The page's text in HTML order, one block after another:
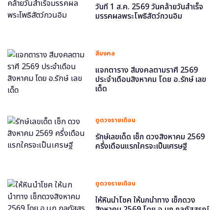
วันที่ 1 ส.ค. 2569 วันคล้ายวันสำเร็จ
มรรคผลพระโพธิสัตว์กวนอิม
สีมงคล
แจกตาราง สีมงคลตามราศี 2569
ประจำเดือนสิงหาคม โดย อ.รักษ์ เลข
เด็ด
ดูดวงรายเดือน
รักษ์เลขเด็ด เช็ก ดวงสิงหาคม 2569
ครึ่งเดือนแรกใครจะเป็นเศรษฐี
ดูดวงรายเดือน
ให้หินนำโชค ให้นกนำทาง เช็กดวง